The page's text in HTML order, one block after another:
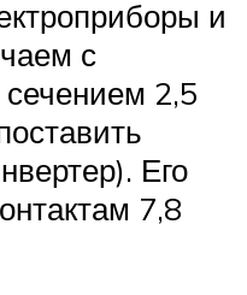
и
с
2,5
Его
7,8